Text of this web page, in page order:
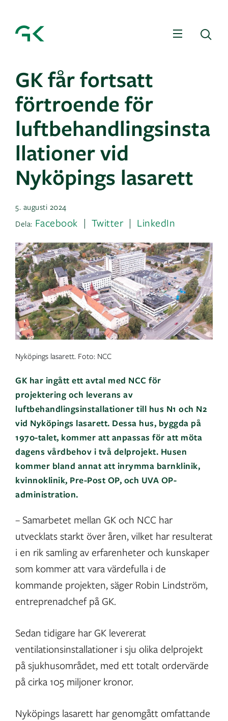
Meny
GK får fortsatt
förtroende för
luftbehandlingsinsta
llationer vid
Nyköpings lasarett
5. augusti 2024
Dela: Facebook Twitter LinkedIn
Nyköpings lasarett. Foto: NCC
GK har ingått ett avtal med NCC för
projektering och leverans av
luftbehandlingsinstallationer till hus N1 och N2
vid Nyköpings lasarett. Dessa hus, byggda på
1970-talet, kommer att anpassas för att möta
dagens vårdbehov i två delprojekt. Husen
kommer bland annat att inrymma barnklinik,
kvinnoklinik, Pre-Post OP, och UVA OP-
administration.
– Samarbetet mellan GK och NCC har
utvecklats starkt över åren, vilket har resulterat
i en rik samling av erfarenheter och kunskaper
som kommer att vara värdefulla i de
kommande projekten, säger Robin Lindström,
entreprenadchef på GK.
Sedan tidigare har GK levererat
ventilationsinstallationer i sju olika delprojekt
på sjukhusområdet, med ett totalt ordervärde
på cirka 105 miljoner kronor.
Nyköpings lasarett har genomgått omfattande